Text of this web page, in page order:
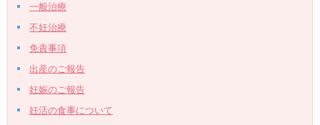
一般治療
不妊治療
免責事項
出産のご報告
妊娠のご報告
妊活の食事について